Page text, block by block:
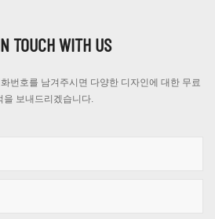
TOUCH WITH US
번호를 남겨주시면 다양한 디자인에 대한 무료
을 보내드리겠습니다.